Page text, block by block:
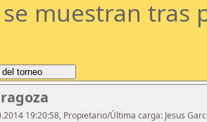
muestran tras
19:20:58, Propietario/Última carga: Jesus